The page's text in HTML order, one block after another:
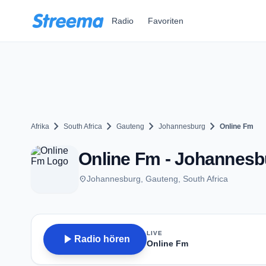
Radio Favoriten
Afrika chevron_right South Africa chevron_right Gauteng chevron_right Johannesburg chevron_right Online Fm
Online Fm -
placeJohannesburg, Gauteng, South Africa
play_arrow Radio hören
LIVE
Online Fm